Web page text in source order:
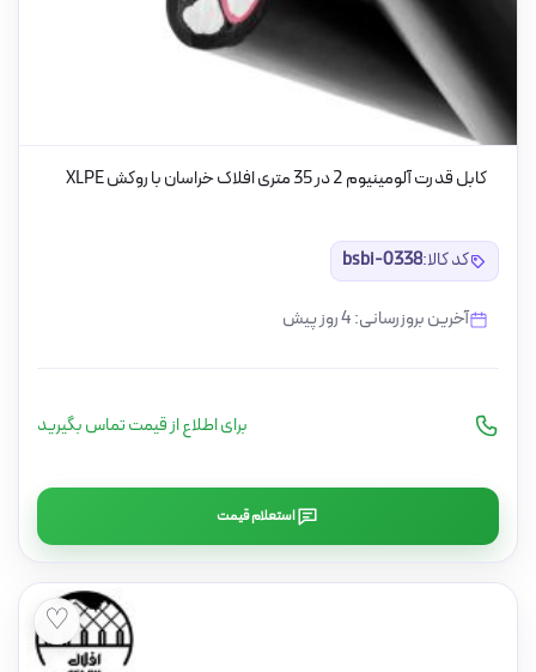
کابل قدرت آلومینیوم 2 در 35 متری افلاک خراسان با روکش XLPE
کد کالا:bsbi-0338
آخرین بروزرسانی: 4 روز پیش
برای اطلاع از قیمت تماس بگیرید
استعلام قیمت
♡